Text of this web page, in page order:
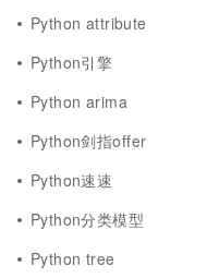
Python attribute
Python引擎
Python arima
Python剑指offer
Python速速
Python分类模型
Python tree